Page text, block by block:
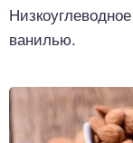
ванилью.